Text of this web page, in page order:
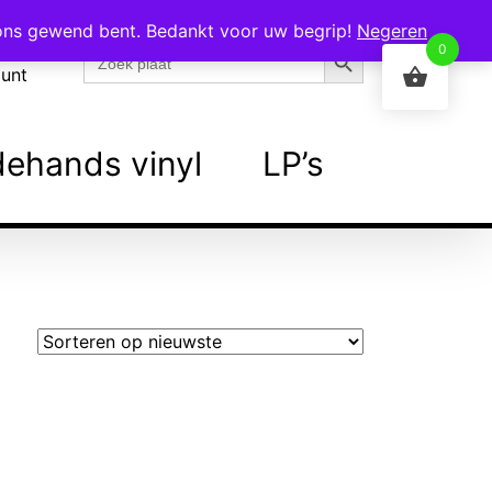
naar:
Zoekknop
vinyl LP’s
gewend bent. Bedankt voor uw begrip! Negeren
0